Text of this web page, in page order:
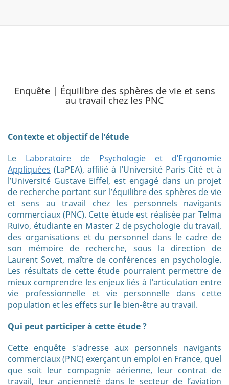
Enquête | Équilibre des sphères de vie et sens
au travail chez les PNC
Contexte et objectif de l’étude
Le Laboratoire de Psychologie et d’Ergonomie
Appliquées (LaPEA), affilié à l’Université Paris Cité et à
l’Université Gustave Eiffel, est engagé dans un projet
de recherche portant sur l’équilibre des sphères de vie
et sens au travail chez les personnels navigants
commerciaux (PNC). Cette étude est réalisée par Telma
Ruivo, étudiante en Master 2 de psychologie du travail,
des organisations et du personnel dans le cadre de
son mémoire de recherche, sous la direction de
Laurent Sovet, maître de conférences en psychologie.
Les résultats de cette étude pourraient permettre de
mieux comprendre les enjeux liés à l’articulation entre
vie professionnelle et vie personnelle dans cette
population et les effets sur le bien-être au travail.
Qui peut participer à cette étude ?
Cette enquête s'adresse aux personnels navigants
commerciaux (PNC) exerçant un emploi en France, quel
que soit leur compagnie aérienne, leur contrat de
travail, leur ancienneté dans le secteur de l’aviation